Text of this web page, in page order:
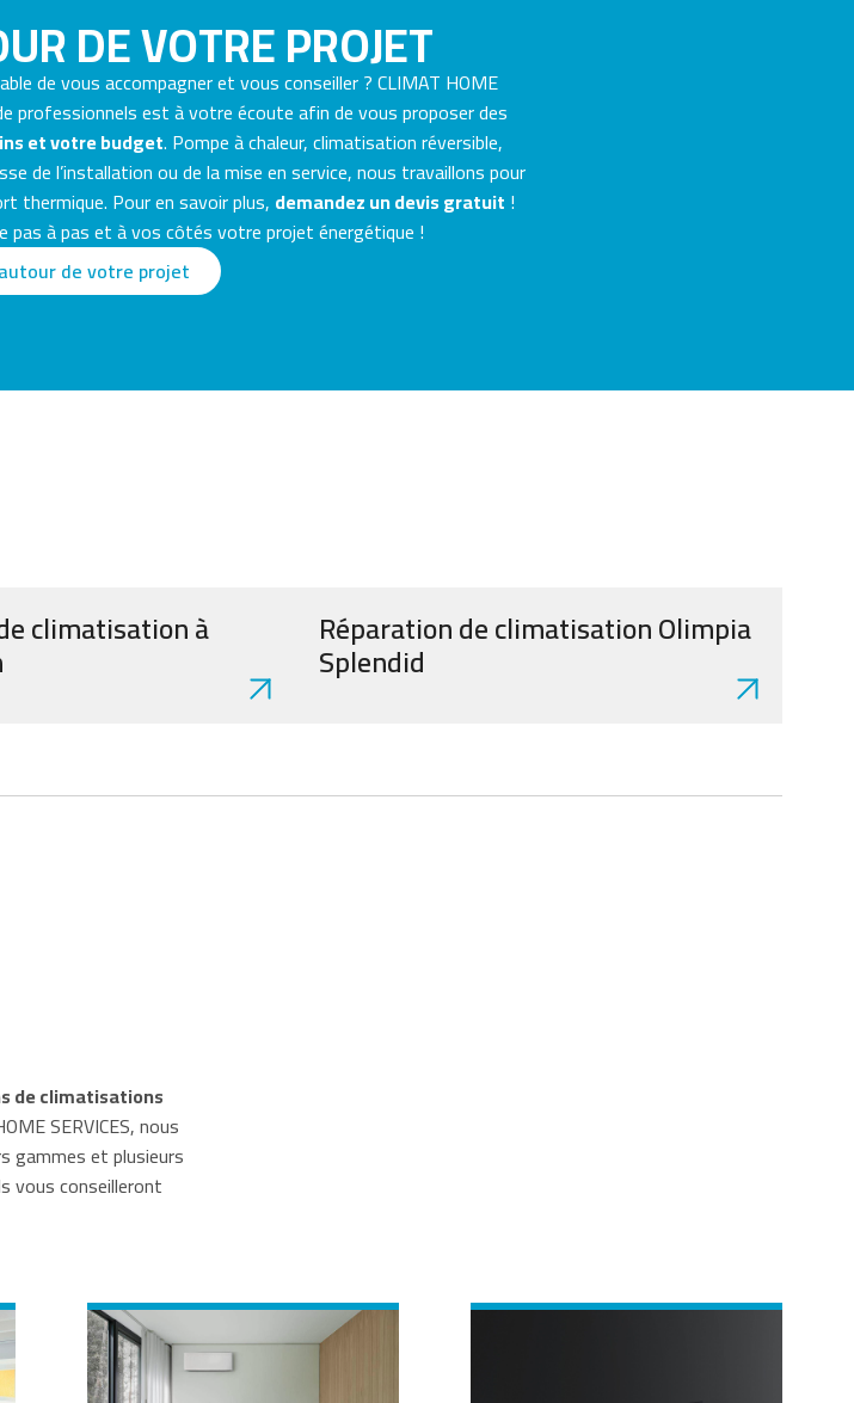
DE VOTRE PROJET
de vous accompagner et vous conseiller ? CLIMAT HOME
professionnels est à votre écoute afin de vous proposer des
et votre budget. Pompe à chaleur, climatisation réversible,
de l’installation ou de la mise en service, nous travaillons pour
thermique. Pour en savoir plus, demandez un devis gratuit !
pas à pas et à vos côtés votre projet énergétique !
de votre projet
climatisation à Réparation de climatisation Olimpia
Splendid
de climatisations
SERVICES, nous
gammes et plusieurs
vous conseilleront